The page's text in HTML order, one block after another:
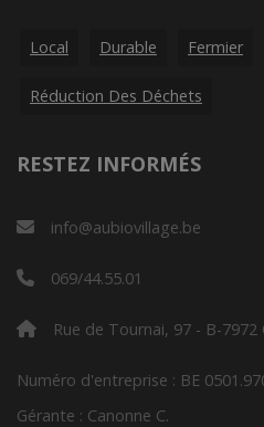
Local Durable Fermier
Réduction Des Déchets
RESTEZ INFORMÉS
info@aubiovillage.be
069/44.55.01
Rue de Tournai, 97 - B-7972
Numéro d'entreprise : BE
Gérante : Canonne C.